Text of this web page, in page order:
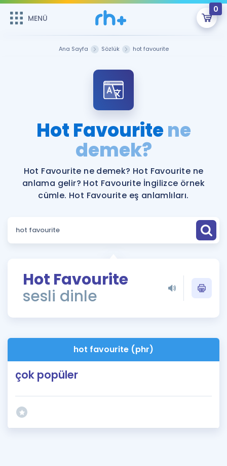
MENÜ
0
Şifremi Hatırlamıyorum
Sepetin Şu An Boş.
Remzi Hoca ile seni sınava hazırlayacak onlarca eğitim seni
bekliyor!
MENÜ
Katılımcı Görüşleri
Faydalı Araçlar
Ücretsiz Kaynaklar
ÖSYM Sınav Takvimi
Kampanyalar
İngilizce Gramer
İngilizce Gramer
Ana Sayfa Sözlük hot favourite
Hot Favouritene
demek?
Hot Favourite ne demek? Hot Favourite ne
anlama gelir? Hot Favourite İngilizce örnek
cümle. Hot Favourite eş anlamlıları.
Hot Favourite
sesli dinle
hot favourite (phr)
çok popüler